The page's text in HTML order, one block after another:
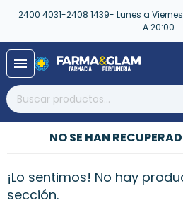
2400 4031-2408 1439- Lunes a
A 20:00
menu
NO SE HAN
¡Lo sentimos! No hay
sección.